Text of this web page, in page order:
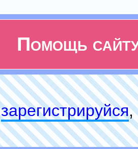
Помощь
зарeгиcтpируйся,